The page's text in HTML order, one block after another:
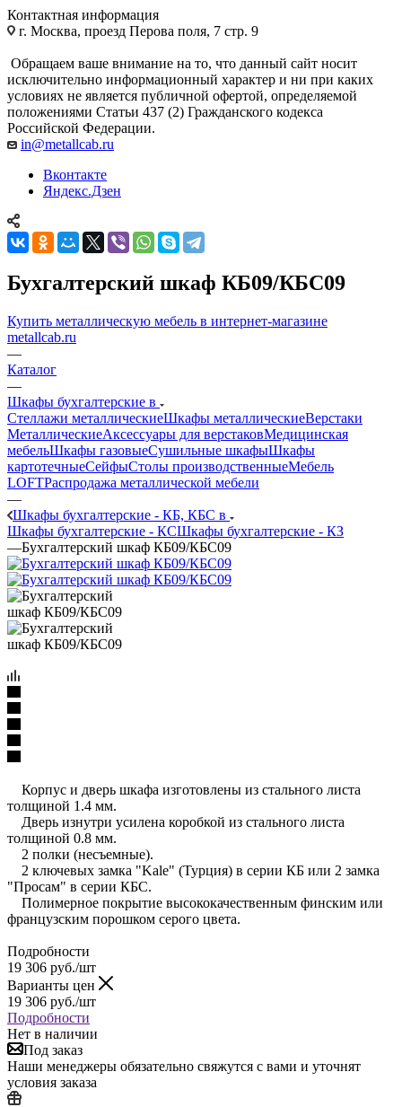
Контактная информация
г. Москва, проезд Перова поля, 7 стр. 9
Обращаем ваше внимание на то, что данный сайт носит
исключительно информационный характер и ни при каких
условиях не является публичной офертой, определяемой
положениями Статьи 437 (2) Гражданского кодекса
Российской Федерации.
in@metallcab.ru
Вконтакте
Яндекс.Дзен
Бухгалтерский шкаф КБ09/КБС09
Купить металлическую мебель в интернет-магазине
metallcab.ru
—
Каталог
—
Шкафы бухгалтерские в
Стеллажи металлическиеШкафы металлическиеВерстаки
МеталлическиеАксессуары для верстаковМедицинская
мебельШкафы газовыеСушильные шкафыШкафы
картотечныеСейфыСтолы производственныеМебель
LOFTРаспродажа металлической мебели
—
Шкафы бухгалтерские - КБ, КБС в
Шкафы бухгалтерские - КСШкафы бухгалтерские - КЗ
—Бухгалтерский шкаф КБ09/КБС09
Корпус и дверь шкафа изготовлены из стального листа
толщиной 1.4 мм.
Дверь изнутри усилена коробкой из стального листа
толщиной 0.8 мм.
2 полки (несъемные).
2 ключевых замка "Kale" (Турция) в серии КБ или 2 замка
"Просам" в серии КБС.
Полимерное покрытие высококачественным финским или
французским порошком серого цвета.
Подробности
19 306 руб./шт
Варианты цен
19 306 руб./шт
Подробности
Нет в наличии
Под заказ
Наши менеджеры обязательно свяжутся с вами и уточнят
условия заказа